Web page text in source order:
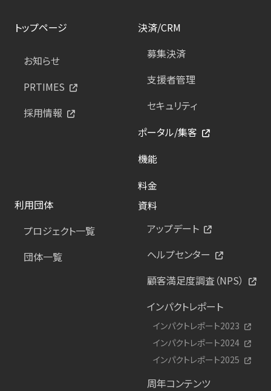
トップページ
お知らせ
PRTIMES
採用情報
決済/CRM
募集決済
支援者管理
セキュリティ
ポータル/集客
機能
料金
利用団体
プロジェクト一覧
団体一覧
資料
アップデート
ヘルプセンター
顧客満足度調査（NPS）
インパクトレポート
インパクトレポート2023
インパクトレポート2024
インパクトレポート2025
周年コンテンツ